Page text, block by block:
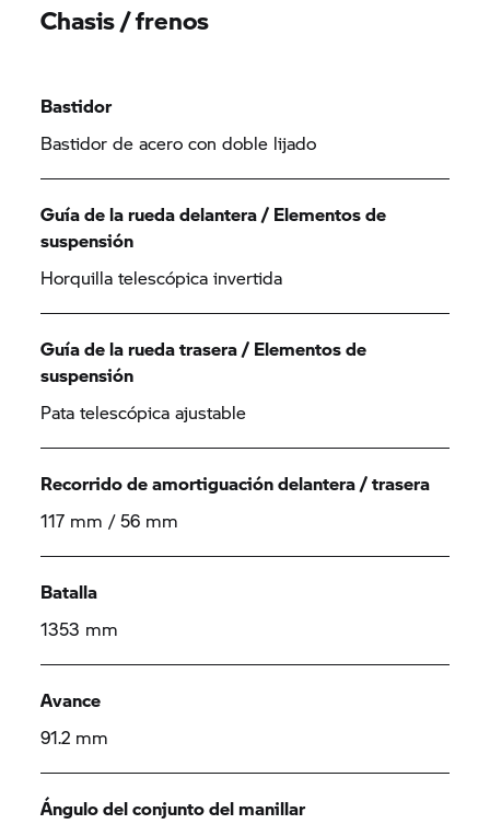
Chasis / frenos
Bastidor
Bastidor de acero con doble lijado
Guía de la rueda delantera / Elementos de
suspensión
Horquilla telescópica invertida
Guía de la rueda trasera / Elementos de
suspensión
Pata telescópica ajustable
Recorrido de amortiguación delantera / trasera
117 mm / 56 mm
Batalla
1353 mm
Avance
91.2 mm
Ángulo del conjunto del manillar